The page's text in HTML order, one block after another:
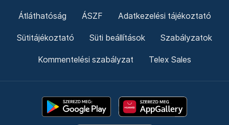
Átláthatóság ÁSZF Adatkezelési tájékoztató
Sütitájékoztató Süti beállítások Szabályzatok
Kommentelési szabályzat Telex Sales